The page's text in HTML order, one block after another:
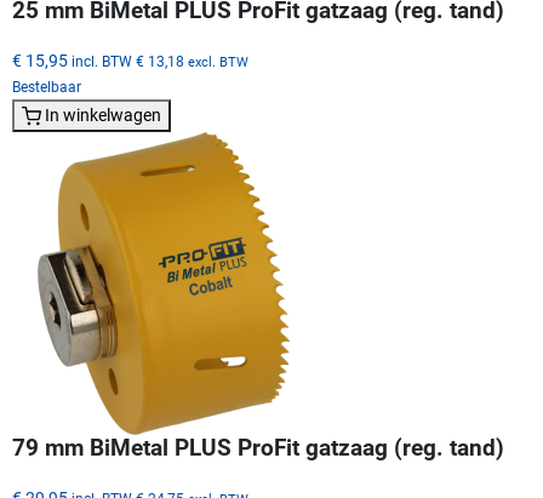
25 mm BiMetal PLUS ProFit gatzaag (reg. tand)
€ 15,95 incl. BTW € 13,18 excl. BTW
Bestelbaar
In winkelwagen
79 mm BiMetal PLUS ProFit gatzaag (reg. tand)